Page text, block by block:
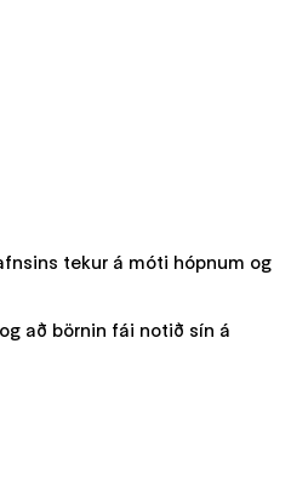
tekur á móti hópnum og
að börnin fái notið sín á